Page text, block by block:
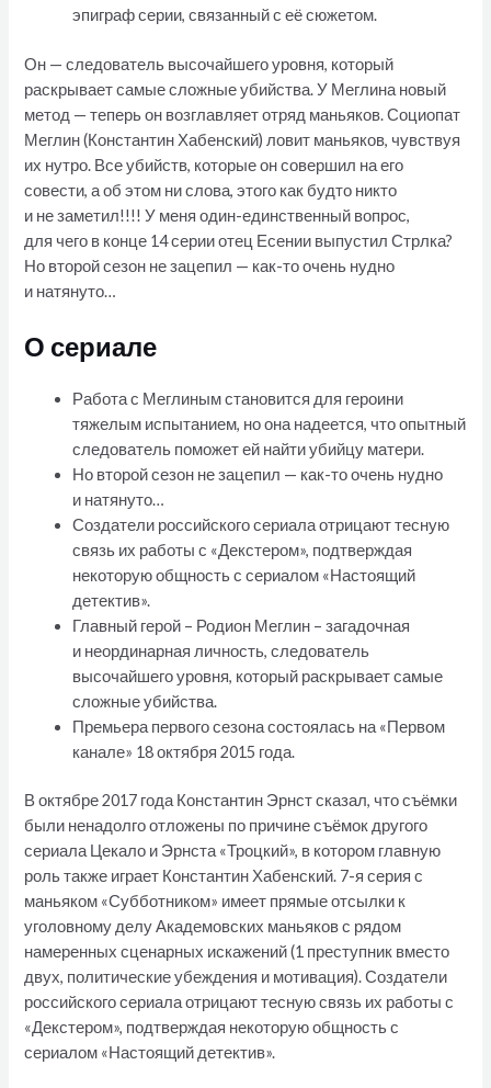
эпиграф серии, связанный с её сюжетом.
Он — следователь высочайшего уровня, который
раскрывает самые сложные убийства. У Меглина новый
метод — теперь он возглавляет отряд маньяков. Социопат
Меглин (Константин Хабенский) ловит маньяков, чувствуя
их нутро. Все убийств, которые он совершил на его
совести, а об этом ни слова, этого как будто никто
и не заметил!!!! У меня один-единственный вопрос,
для чего в конце 14 серии отец Есении выпустил Стрлка?
Но второй сезон не зацепил — как-то очень нудно
и натянуто…
О сериале
Работа с Меглиным становится для героини
тяжелым испытанием, но она надеется, что опытный
следователь поможет ей найти убийцу матери.
Но второй сезон не зацепил — как-то очень нудно
и натянуто…
Создатели российского сериала отрицают тесную
связь их работы с «Декстером», подтверждая
некоторую общность с сериалом «Настоящий
детектив».
Главный герой – Родион Меглин – загадочная
и неординарная личность, следователь
высочайшего уровня, который раскрывает самые
сложные убийства.
Премьера первого сезона состоялась на «Первом
канале» 18 октября 2015 года.
В октябре 2017 года Константин Эрнст сказал, что съёмки
были ненадолго отложены по причине съёмок другого
сериала Цекало и Эрнста «Троцкий», в котором главную
роль также играет Константин Хабенский. 7-я серия с
маньяком «Субботником» имеет прямые отсылки к
уголовному делу Академовских маньяков с рядом
намеренных сценарных искажений (1 преступник вместо
двух, политические убеждения и мотивация). Создатели
российского сериала отрицают тесную связь их работы с
«Декстером», подтверждая некоторую общность с
сериалом «Настоящий детектив».